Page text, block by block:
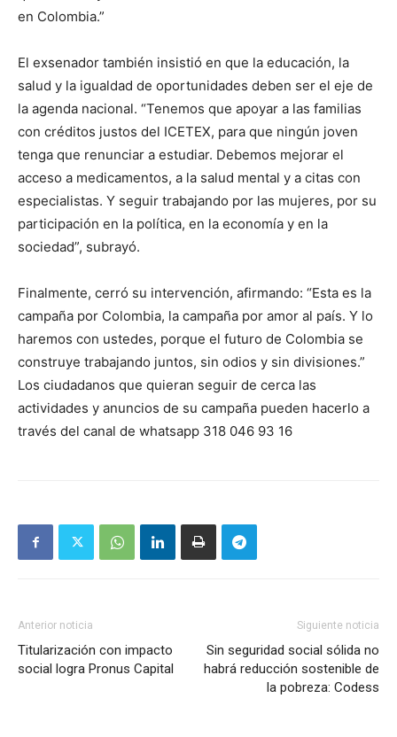
en Colombia.”
El exsenador también insistió en que la educación, la
salud y la igualdad de oportunidades deben ser el eje de
la agenda nacional. “Tenemos que apoyar a las familias
con créditos justos del ICETEX, para que ningún joven
tenga que renunciar a estudiar. Debemos mejorar el
acceso a medicamentos, a la salud mental y a citas con
especialistas. Y seguir trabajando por las mujeres, por su
participación en la política, en la economía y en la
sociedad”, subrayó.
Finalmente, cerró su intervención, afirmando: “Esta es la
campaña por Colombia, la campaña por amor al país. Y lo
haremos con ustedes, porque el futuro de Colombia se
construye trabajando juntos, sin odios y sin divisiones.”
Los ciudadanos que quieran seguir de cerca las
actividades y anuncios de su campaña pueden hacerlo a
través del canal de whatsapp 318 046 93 16
Anterior noticia
Titularización con impacto
social logra Pronus Capital
Siguiente noticia
Sin seguridad social sólida no
habrá reducción sostenible de
la pobreza: Codess